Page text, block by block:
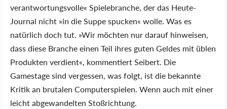
verantwortungsvolle« Spielebranche, der das Heute-
Journal nicht »in die Suppe spucken« wolle. Was es
natürlich doch tut. »Wir möchten nur darauf hinweisen,
dass diese Branche einen Teil ihres guten Geldes mit üblen
Produkten verdient«, kommentiert Seibert. Die
Gamestage sind vergessen, was folgt, ist die bekannte
Kritik an brutalen Computerspielen. Wenn auch mit einer
leicht abgewandelten Stoßrichtung.